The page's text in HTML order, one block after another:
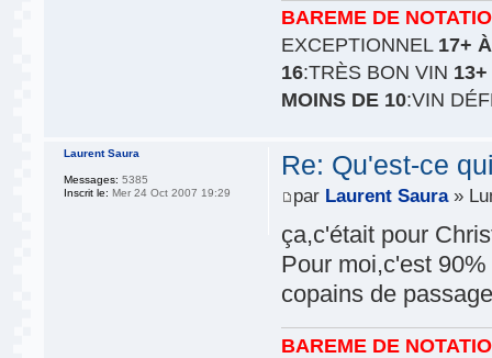
BAREME DE
EXCEPTIONNEL 17+
16:TRÈS BON VIN
MOINS DE 10:VIN
Re: Qu'est-ce
par Laurent Saura»
ça,c'était pour
Pour moi,c'est
copains de
BAREME DE
Laurent Saura
Messages: 5385
Inscrit le: Mer 24 Oct 2007 19:29